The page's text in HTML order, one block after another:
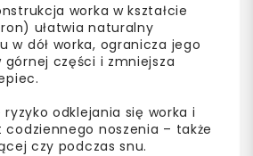
worka w kształcie
ułatwia naturalny
w dół worka, ogranicza jego
części i zmniejsza
ryzyko odklejania się worka i
codziennego noszenia – także
czy podczas snu.